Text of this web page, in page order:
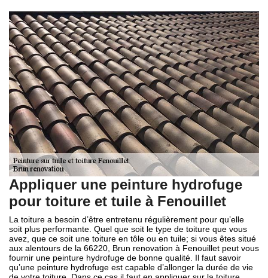
Appliquer une peinture hydrofuge
pour toiture et tuile à Fenouillet
La toiture a besoin d’être entretenu régulièrement pour qu’elle
soit plus performante. Quel que soit le type de toiture que vous
avez, que ce soit une toiture en tôle ou en tuile; si vous êtes situé
aux alentours de la 66220, Brun renovation à Fenouillet peut vous
fournir une peinture hydrofuge de bonne qualité. Il faut savoir
qu’une peinture hydrofuge est capable d’allonger la durée de vie